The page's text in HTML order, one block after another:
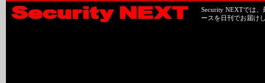
Security NEXTでは
ースを日刊でお届け